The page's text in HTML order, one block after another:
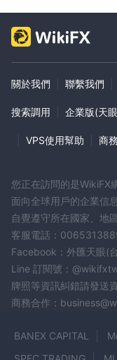
關於我們 聯繫我們
搜索調用 企業版(天
VPS使用幫助 商
您正在訪問的是WikiFX
面向全球用戶的企業信
自覺遵守所在國家、地
客服電話：
Facebook：外匯天眼(
Line 訂閱號：
牌照等資訊糾錯請發送
商務合作：
BANEX CAPITAL